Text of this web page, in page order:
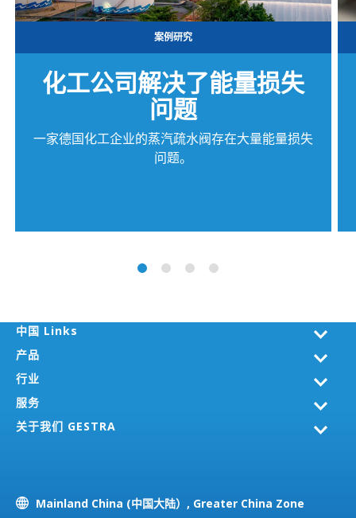
案例研究
化工公司解决了能量损失
问题
一家德国化工企业的蒸汽疏水阀存在大量能量损失
问题。
中国 Links
产品
行业
服务
关于我们 GESTRA
Mainland China (中国大陆）, Greater China Zone